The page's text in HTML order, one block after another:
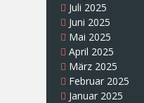
Juli 2025
Juni 2025
Mai 2025
April 2025
März 2025
Februar 2025
Januar 2025